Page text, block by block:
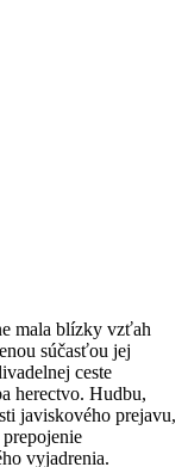
mala blízky vzťah
súčasťou jej
ceste
herectvo. Hudbu,
javiskového prejavu,
vyjadrenia.